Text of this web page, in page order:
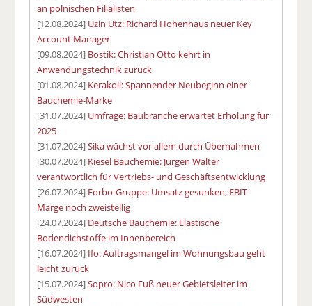
an polnischen Filialisten
[12.08.2024] Uzin Utz: Richard Hohenhaus neuer Key
Account Manager
[09.08.2024] Bostik: Christian Otto kehrt in
Anwendungstechnik zurück
[01.08.2024] Kerakoll: Spannender Neubeginn einer
Bauchemie-Marke
[31.07.2024] Umfrage: Baubranche erwartet Erholung für
2025
[31.07.2024]Sika wächst vor allem durch Übernahmen
[30.07.2024] Kiesel Bauchemie: Jürgen Walter
verantwortlich für Vertriebs- und Geschäftsentwicklung
[26.07.2024] Forbo-Gruppe: Umsatz gesunken, EBIT-
Marge noch zweistellig
[24.07.2024] Deutsche Bauchemie: Elastische
Bodendichstoffe im Innenbereich
[16.07.2024] Ifo: Auftragsmangel im Wohnungsbau geht
leicht zurück
[15.07.2024]Sopro: Nico Fuß neuer Gebietsleiter im
Südwesten